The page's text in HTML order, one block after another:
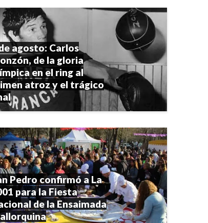
agosto: Carlos
de la gloria
en el ring al
atroz y el trágico
Pedro confirmó a La
para la Fiesta
de la Ensaimada